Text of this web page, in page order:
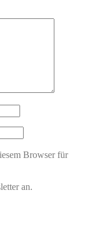
Browser für
an.